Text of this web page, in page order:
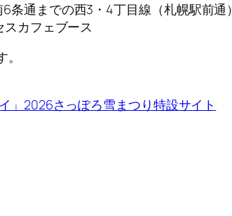
通までの西3・4丁目線（札幌駅前通）
カフェブース
」2026さっぽろ雪まつり特設サイト